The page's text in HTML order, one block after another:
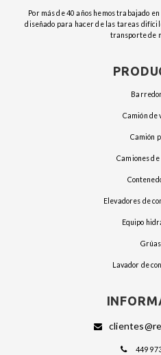
Por más de 40 años hemos trabajado
diseñado para hacer de las tareas
transporte de
camión de
camión
camiones
elevadores de
equipo
grúas
lavador de
449